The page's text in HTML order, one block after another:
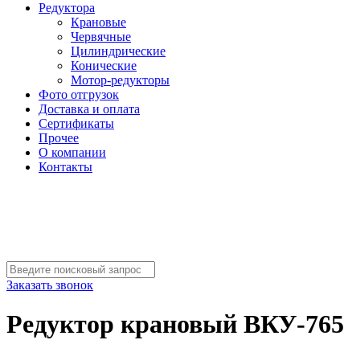
Редуктора
Крановые
Червячные
Цилиндрические
Конические
Мотор-редукторы
Фото отгрузок
Доставка и оплата
Сертификаты
Прочее
О компании
Контакты
Заказать звонок
Редуктор крановый ВКУ-765